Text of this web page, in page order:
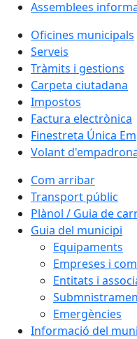
Assemblees
Oficines municipals
Serveis
Tràmits i gestions
Carpeta ciutadana
Impostos
Factura electrònica
Finestreta Única
Volant
Com arribar
Transport públic
Plànol / Guia de
Guia del municipi
Equipaments
Empreses i
Entitats i
Emergències
Informació del